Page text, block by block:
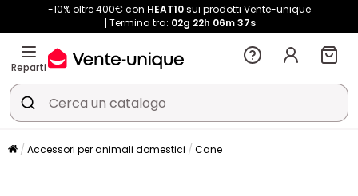
-10% oltre 400€ con HEAT10sui prodotti Vente-unique
Termina tra: 02g 22h 06m37s
Reparti
Accessori per animali domestici Cane